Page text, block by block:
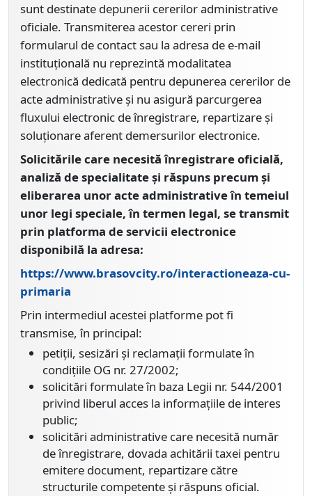
sunt destinate depunerii cererilor administrative
oficiale. Transmiterea acestor cereri prin
formularul de contact sau la adresa de e-mail
instituțională nu reprezintă modalitatea
electronică dedicată pentru depunerea cererilor de
acte administrative și nu asigură parcurgerea
fluxului electronic de înregistrare, repartizare și
soluționare aferent demersurilor electronice.
Solicitările care necesită înregistrare oficială,
analiză de specialitate și răspuns precum și
eliberarea unor acte administrative în temeiul
unor legi speciale, în termen legal, se transmit
prin platforma de servicii electronice
disponibilă la adresa:
https://www.brasovcity.ro/interactioneaza-cu-
primaria
Prin intermediul acestei platforme pot fi
transmise, în principal:
petiții, sesizări și reclamații formulate în
condițiile OG nr. 27/2002;
solicitări formulate în baza Legii nr. 544/2001
privind liberul acces la informațiile de interes
public;
solicitări administrative care necesită număr
de înregistrare, dovada achitării taxei pentru
emitere document, repartizare către
structurile competente și răspuns oficial.